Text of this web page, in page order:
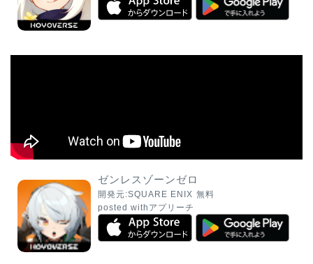
ゼンレスゾーンゼロ
開発元:SQUARE ENIX 無料
posted with アプリーチ